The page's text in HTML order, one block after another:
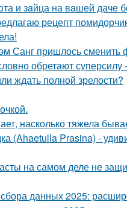
и зaйца на вaшей даче
рецепт
Санг пришлось сменить
обретают
ждать полной зрелости?
насколько тяжела
(Ahaetulla Prasina) -
на самом деле не
данных 2025: